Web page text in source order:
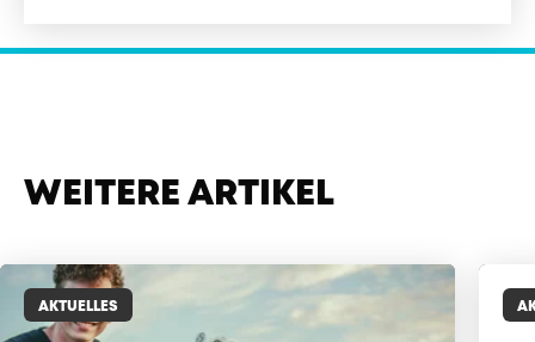
WEITERE ARTIKEL
AKTUELLES